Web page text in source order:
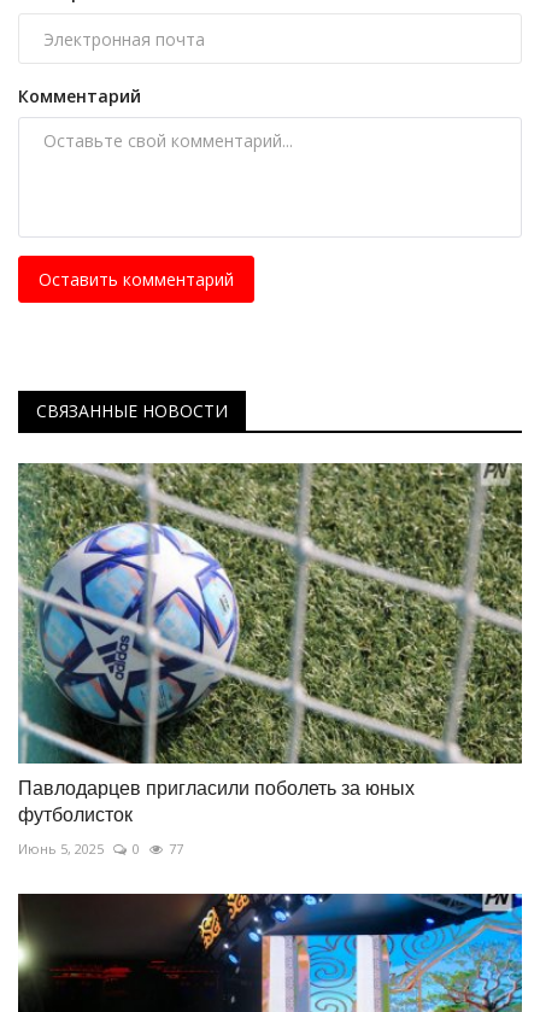
Комментарий
Оставить комментарий
СВЯЗАННЫЕ НОВОСТИ
Павлодарцев пригласили поболеть за юных
футболисток
Июнь 5, 2025 0 77